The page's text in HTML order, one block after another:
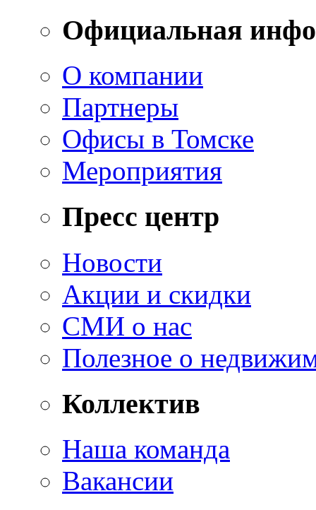
Официальная
О компании
Партнеры
Офисы в Томске
Мероприятия
Пресс центр
Новости
Акции и скидки
СМИ о нас
Полезное о
Коллектив
Наша команда
Вакансии